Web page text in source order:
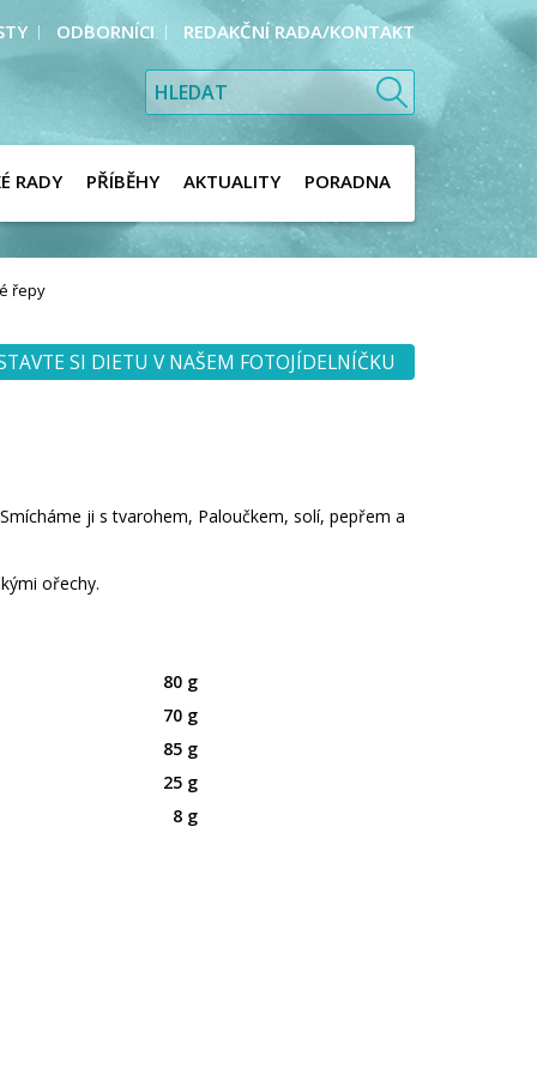
ODBORNÍCI REDAKČNÍ RADA/KONTAKT
RADY PŘÍBĚHY AKTUALITY PORADNA
řepy
SI DIETU V NAŠEM FOTOJÍDELNÍČKU
ji s tvarohem, Paloučkem, solí, pepřem a
ořechy.
80 g
70 g
85 g
25 g
8 g